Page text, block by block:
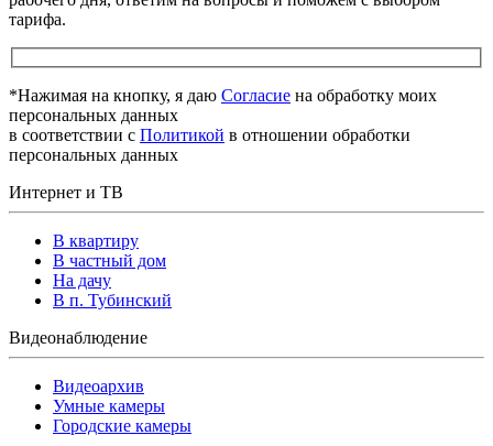
тарифа.
*Нажимая на кнопку, я даю Cогласие на обработку моих
персональных данных
в соответствии с Политикой в отношении обработки
персональных данных
Интернет и ТВ
В квартиру
В частный дом
На дачу
В п. Тубинский
Видеонаблюдение
Видеоархив
Умные камеры
Городские камеры